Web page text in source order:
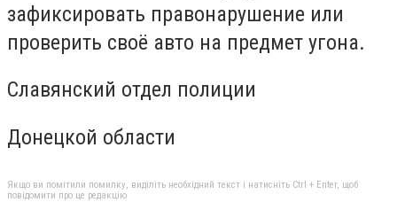
зафиксировать правонарушение или
проверить своё авто на предмет угона.
Славянский отдел полиции
Донецкой области
Якщо ви помітили помилку, виділіть необхідний текст і натисніть Ctrl + Enter, щоб
повідомити про це редакцію